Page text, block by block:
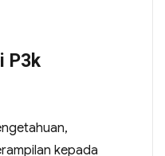
P3k
kepada